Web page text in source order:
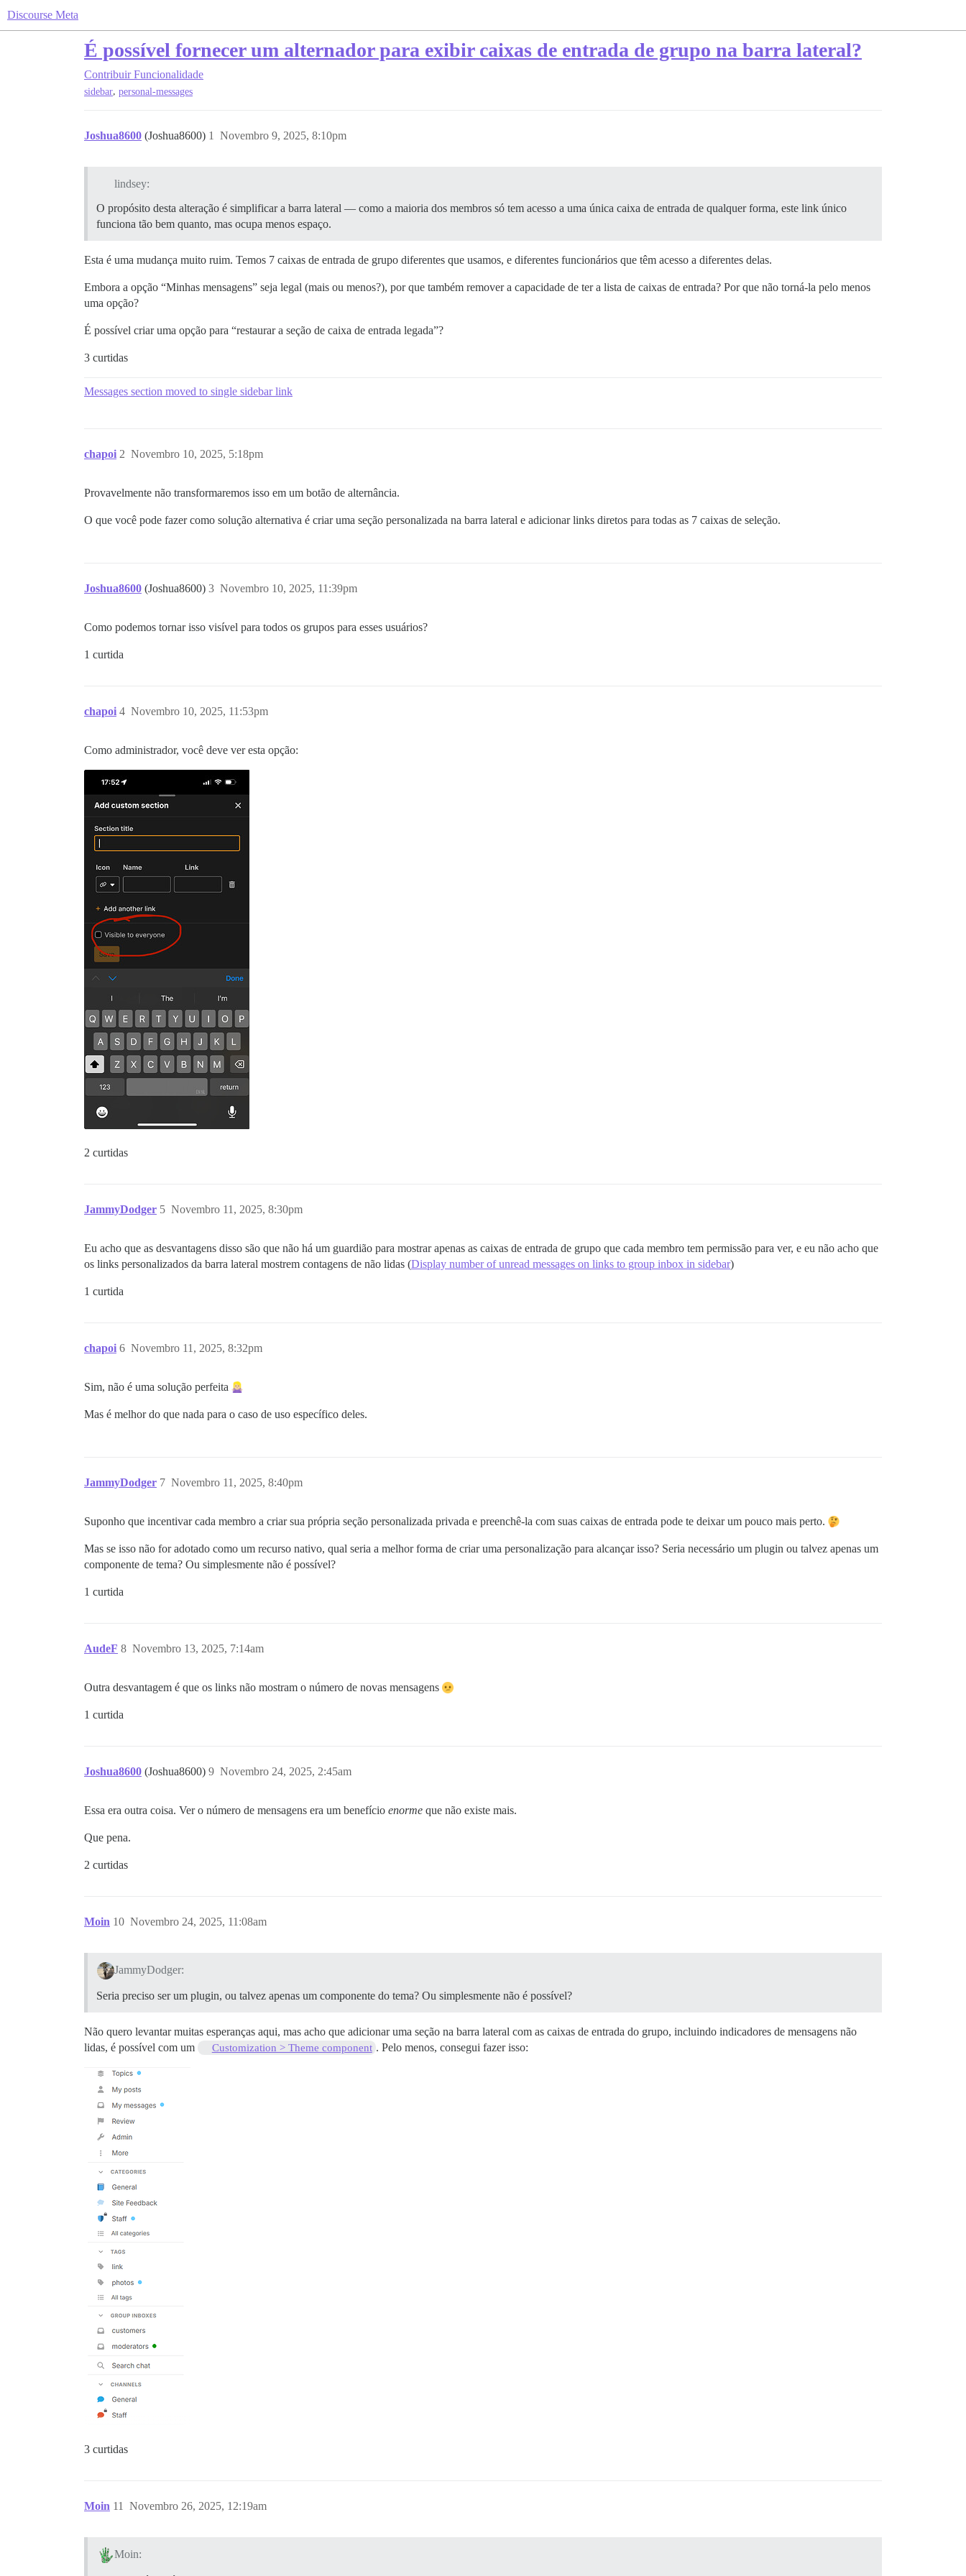
Discourse Meta
É possível fornecer um alternador para exibir caixas de entrada de grupo na barra lateral?
Contribuir Funcionalidade
sidebar, personal-messages
Joshua8600 (Joshua8600) Novembro 9, 2025, 8:10pm
1
lindsey:
O propósito desta alteração é simplificar a barra lateral — como a maioria dos membros só tem acesso a uma única caixa de entrada de qualquer forma, este link único
funciona tão bem quanto, mas ocupa menos espaço.
Esta é uma mudança muito ruim. Temos 7 caixas de entrada de grupo diferentes que usamos, e diferentes funcionários que têm acesso a diferentes delas.
Embora a opção “Minhas mensagens” seja legal (mais ou menos?), por que também remover a capacidade de ter a lista de caixas de entrada? Por que não torná-la pelo menos
uma opção?
É possível criar uma opção para “restaurar a seção de caixa de entrada legada”?
3 curtidas
Messages section moved to single sidebar link
chapoi Novembro 10, 2025, 5:18pm
2
Provavelmente não transformaremos isso em um botão de alternância.
O que você pode fazer como solução alternativa é criar uma seção personalizada na barra lateral e adicionar links diretos para todas as 7 caixas de seleção.
Joshua8600 (Joshua8600) Novembro 10, 2025, 11:39pm
3
Como podemos tornar isso visível para todos os grupos para esses usuários?
1 curtida
chapoi Novembro 10, 2025, 11:53pm
4
Como administrador, você deve ver esta opção:
2 curtidas
JammyDodger Novembro 11, 2025, 8:30pm
5
Eu acho que as desvantagens disso são que não há um guardião para mostrar apenas as caixas de entrada de grupo que cada membro tem permissão para ver, e eu não acho que
os links personalizados da barra lateral mostrem contagens de não lidas (Display number of unread messages on links to group inbox in sidebar)
1 curtida
chapoi Novembro 11, 2025, 8:32pm
6
Sim, não é uma solução perfeita
Mas é melhor do que nada para o caso de uso específico deles.
JammyDodger Novembro 11, 2025, 8:40pm
7
Suponho que incentivar cada membro a criar sua própria seção personalizada privada e preenchê-la com suas caixas de entrada pode te deixar um pouco mais perto.
Mas se isso não for adotado como um recurso nativo, qual seria a melhor forma de criar uma personalização para alcançar isso? Seria necessário um plugin ou talvez apenas um
componente de tema? Ou simplesmente não é possível?
1 curtida
AudeF Novembro 13, 2025, 7:14am
8
Outra desvantagem é que os links não mostram o número de novas mensagens
1 curtida
Joshua8600 (Joshua8600) Novembro 24, 2025, 2:45am
9
Essa era outra coisa. Ver o número de mensagens era um benefício enorme que não existe mais.
Que pena.
2 curtidas
Moin Novembro 24, 2025, 11:08am
10
JammyDodger:
Seria preciso ser um plugin, ou talvez apenas um componente do tema? Ou simplesmente não é possível?
Não quero levantar muitas esperanças aqui, mas acho que adicionar uma seção na barra lateral com as caixas de entrada do grupo, incluindo indicadores de mensagens não
lidas, é possível com um
Customization > Theme component . Pelo menos, consegui fazer isso:
3 curtidas
Moin Novembro 26, 2025, 12:19am
11
Moin: